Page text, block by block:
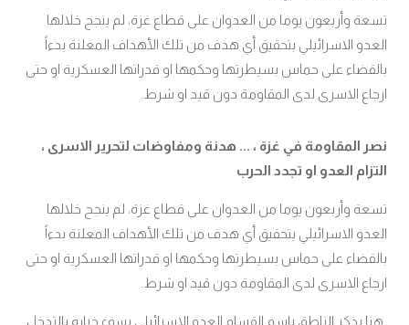
تسعة وأربعون يوما من العدوان على قطاع غزة، لم ينجح خلالها
العدو الاسرائيلي بتحقيق أي هدف من تلك الأهداف المعلنة بدءاً
بالقضاء على حماس بسيطرتها وحكمها او قدراتها العسكرية او حتى
ارجاع الاسرى لدى المقاومة دون قيد او شرط.
نصر المقاومة في غزة ، ... هدنة ومفاوضات لتحرير الاسرى ،
التزام العدو او تجدد الحرب
تسعة وأربعون يوما من العدوان على قطاع غزة، لم ينجح خلالها
العدو الاسرائيلي بتحقيق أي هدف من تلك الأهداف المعلنة بدءاً
بالقضاء على حماس بسيطرتها وحكمها او قدراتها العسكرية او حتى
ارجاع الاسرى لدى المقاومة دون قيد او شرط.
هنا يذكر الناطق باسم القسام العدو الاسرائيلي بسوء خياره بالتدخل